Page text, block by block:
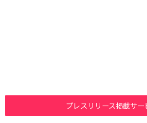
プレスリリース掲載サー